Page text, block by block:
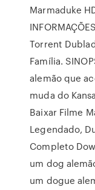
Marmaduke
Torrent
Família.
alemão que
muda do
Baixar Filme
Legendado,
Completo
um dog
um dogue